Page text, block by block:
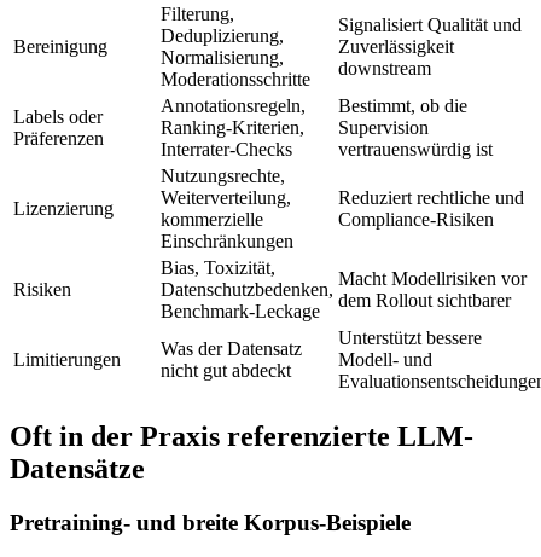
Bereinigung
Filterung,
Deduplizierung,
Normalisierung,
Moderationsschritte
Signalisiert Qualität und
Zuverlässigkeit
downstream
Labels oder
Präferenzen
Annotationsregeln,
Ranking-Kriterien,
Interrater-Checks
Bestimmt, ob die
Supervision
vertrauenswürdig ist
Lizenzierung
Nutzungsrechte,
Weiterverteilung,
kommerzielle
Einschränkungen
Reduziert rechtliche und
Compliance-Risiken
Risiken
Bias, Toxizität,
Datenschutzbedenken,
Benchmark-Leckage
Macht Modellrisiken vor
dem Rollout sichtbarer
Limitierungen
Was der Datensatz
nicht gut abdeckt
Unterstützt bessere
Modell- und
Oft in der Praxis referenzierte LLM-
Datensätze
Pretraining- und breite Korpus-Beispiele